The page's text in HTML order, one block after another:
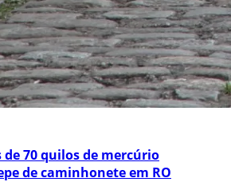
de 70 quilos de mercúrio
de caminhonete em RO